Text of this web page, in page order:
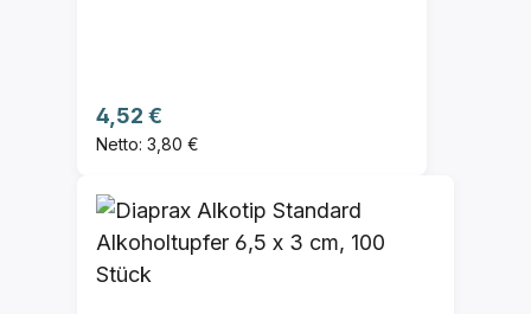
Regulärer Preis:
4,52 €
Netto: 3,80 €